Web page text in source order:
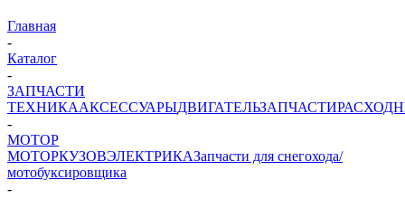
Главная
-
Каталог
-
ЗАПЧАСТИ
ТЕХНИКААКСЕССУАРЫДВИГАТЕЛЬЗАПЧАСТИ
-
МОТОР
МОТОРКУЗОВЭЛЕКТРИКАЗапчасти для снегохода/
мотобуксировщика
-